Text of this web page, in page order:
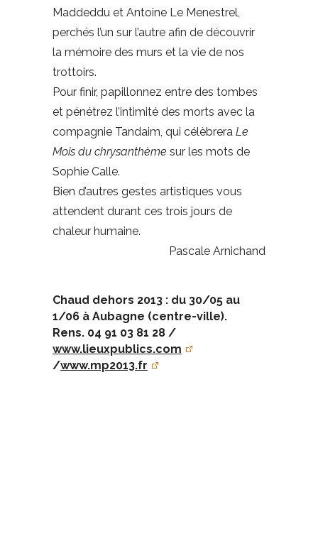
Maddeddu et Antoine Le Menestrel,
perchés l’un sur l’autre afin de découvrir
la mémoire des murs et la vie de nos
trottoirs.
Pour finir, papillonnez entre des tombes
et pénétrez l’intimité des morts avec la
compagnie Tandaim, qui célèbrera Le
Mois du chrysanthème sur les mots de
Sophie Calle.
Bien d’autres gestes artistiques vous
attendent durant ces trois jours de
chaleur humaine.
Pascale Arnichand
Chaud dehors 2013 : du 30/05 au
1/06 à Aubagne (centre-ville).
Rens. 04 91 03 81 28 /
www.lieuxpublics.com
/www.mp2013.fr